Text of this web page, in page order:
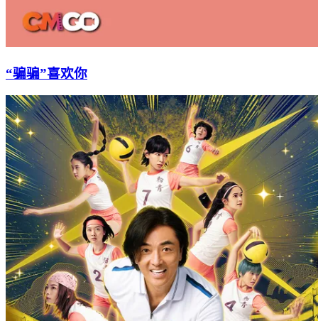
“骗骗”喜欢你